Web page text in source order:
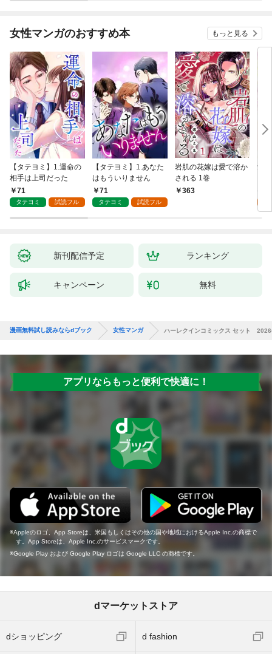
らない件～ 第1話
女性マンガのおすすめ本 もっと見る
【タテヨミ】1.運命の
相手は上司だった
71
タテヨミ 試読フル
【タテヨミ】1.あなた
はもういりません
71
タテヨミ 試読フル
岩肌の花嫁は愛で溶か
される 1巻
363
愛
新刊配信予定 ランキング
キャンペーン 無料
漫画無料試し読みならdブック 女性マンガ ハーレクインコミックス セット
アプリならもっと便利で快適に！
Appleのロゴ、App Storeは、米国もしくはその他の国や地域におけるApple Inc.の商標で
す。App Storeは、Apple Inc.のサービスマークです。
Google Play および Google Play ロゴは Google LLC の商標です。
dマーケットストア
dショッピング d fashion